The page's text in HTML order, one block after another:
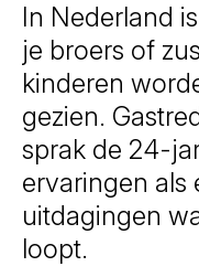
In Nederland
je broers of
kinderen
gezien.
sprak de 24-
ervaringen als
uitdagingen
loopt.